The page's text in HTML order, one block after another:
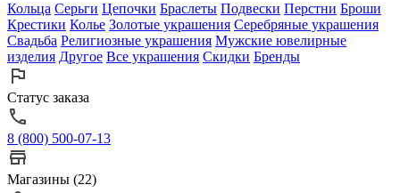
Кольца Серьги Цепочки Браслеты Подвески Перстни Броши
Крестики Колье Золотые украшения Серебряные украшения
Свадьба Религиозные украшения Мужские ювелирные
изделия Другое Все украшения Скидки Бренды
Статус заказа
8 (800) 500-07-13
Магазины (22)